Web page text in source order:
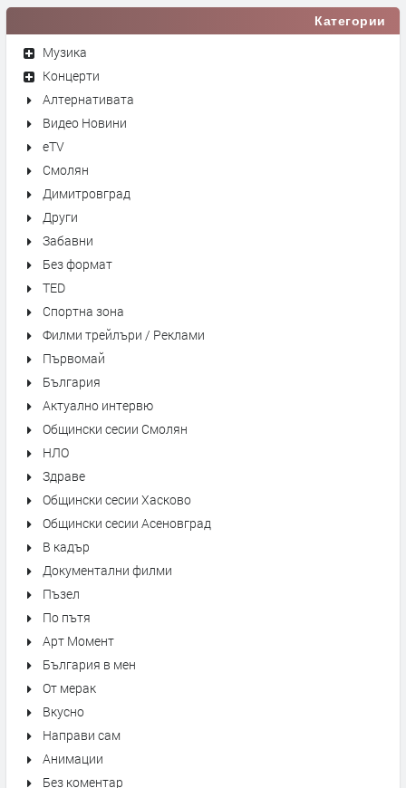
Категории
Музика
Концерти
Алтернативата
Видео Новини
eTV
Смолян
Димитровград
Други
Забавни
Без формат
TED
Спортна зона
Филми трейлъри / Реклами
Първомай
България
Актуално интервю
Общински сесии Смолян
НЛО
Здраве
Общински сесии Хасково
Общински сесии Асеновград
В кадър
Документални филми
Пъзел
По пътя
Арт Момент
България в мен
От мерак
Вкусно
Направи сам
Анимации
Без коментар